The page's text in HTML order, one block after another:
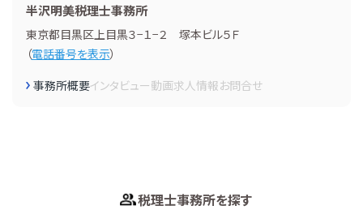
半沢明美税理士事務所
東京都目黒区上目黒３−１−２ 塚本ビル５Ｆ
（電話番号を表示）
事務所概要インタビュー動画求人情報お問合せ
税理士事務所を探す